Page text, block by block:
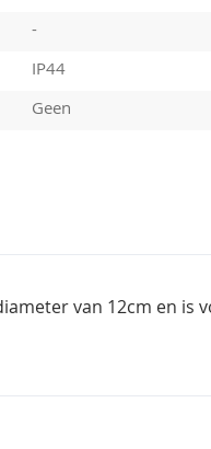
-
IP44
Geen
van 12cm en is